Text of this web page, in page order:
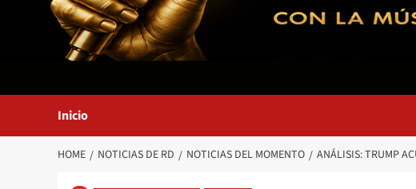
Inicio
HOME NOTICIAS DE RD NOTICIAS DEL MOMENTO ANÁLISIS: TRUMP